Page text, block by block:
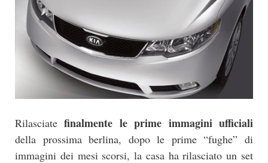
Rilasciatefinalmente le prime immagini ufficiali
della prossima berlina, dopo le prime “fughe” di
immagini dei mesi scorsi, la casa ha rilasciato un set